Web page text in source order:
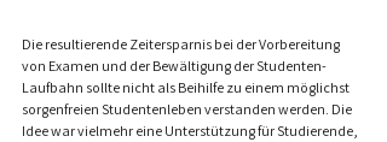
Die resultierende Zeitersparnis bei der Vorbereitung
von Examen und der Bewältigung der Studenten-
Laufbahn sollte nicht als Beihilfe zu einem möglichst
sorgenfreien Studentenleben verstanden werden. Die
Idee war vielmehr eine Unterstützung für Studierende,